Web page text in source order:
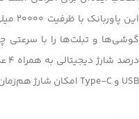
گوشی‌ها و تبلت‌ها را با سرعتی
USB و Type-C امکان شارژ هم‌زمان چند دستگاه را فراهم می‌سازد.